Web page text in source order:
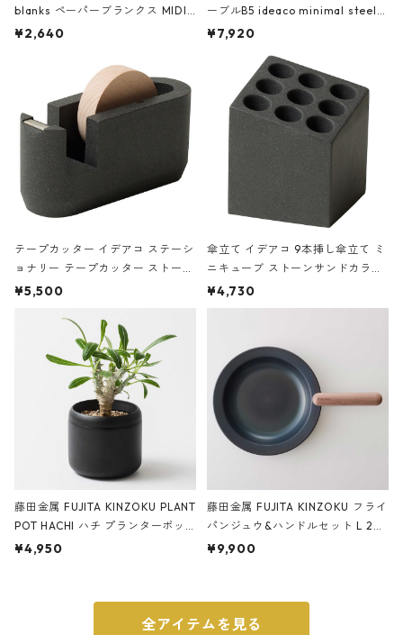
blanks ペーパーブランクス MIDI
ハードカバー 罫線 ヴァン・ゴッホ
¥2,640
ーブルB5 ideaco minimal steel f
urniture WALL Table B5 ネイビー
¥7,920
テープカッター イデアコ ステーシ
ョナリー テープカッター ストーン
サンドカラー 石調 ideaco Station
¥5,500
傘立て イデアコ 9本挿し傘立て ミ
ニキューブ ストーンサンドカラー
石調 ideaco Umbrella Stand CUB
E ストーンサンドブラック
¥4,730
藤田金属 FUJITA KINZOKU PLANT
POT HACHI ハチ プランターポッ
ト 3号 ブラック
¥4,950
藤田金属 FUJITA KINZOKU フライ
パンジュウ&ハンドルセット L 24c
m ガス火・IH対応 鉄フライパン
¥9,900
全アイテムを見る